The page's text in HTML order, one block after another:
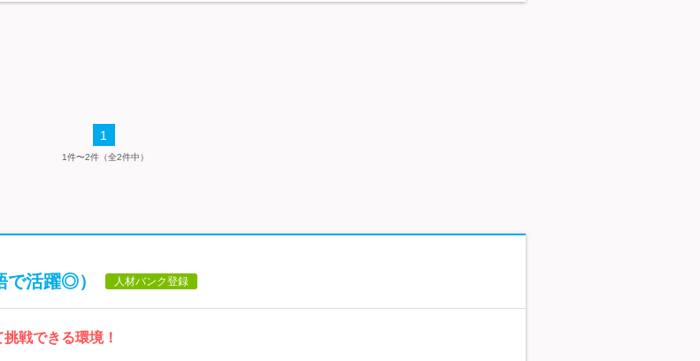
1
1件〜2件（全2件中）
で活躍◎） 人材バンク登録
戦できる環境！